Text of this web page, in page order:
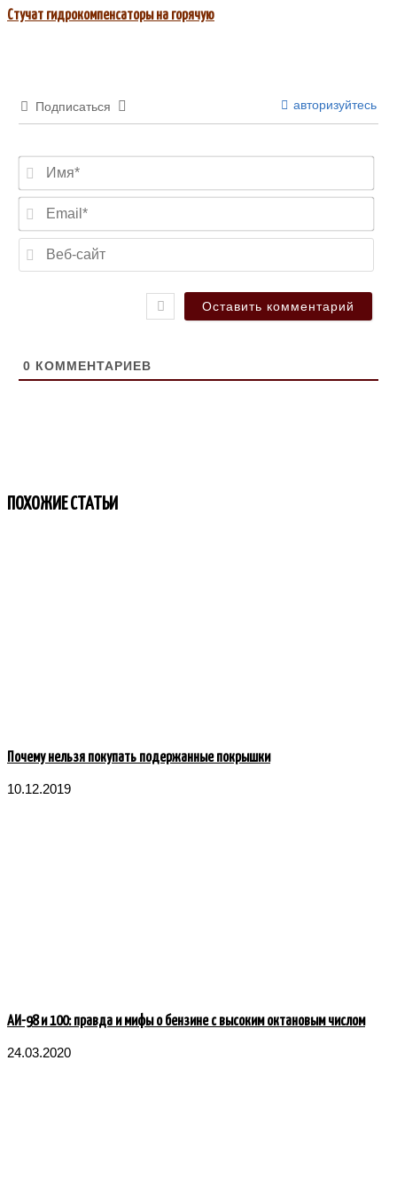
Стучат гидрокомпенсаторы на горячую
Подписаться авторизуйтесь
0 КОММЕНТАРИЕВ
ПОХОЖИЕ СТАТЬИ
Почему нельзя покупать подержанные покрышки
10.12.2019
АИ-98 и 100: правда и мифы о бензине с высоким октановым числом
24.03.2020